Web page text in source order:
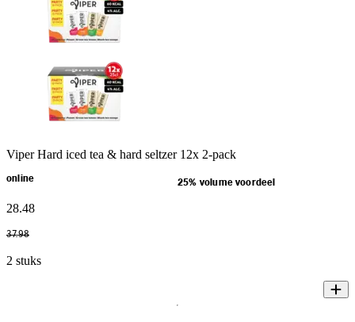
Viper Hard iced tea & hard seltzer 12x 2-pack
online 25% volume voordeel
28.48
37.98
2 stuks